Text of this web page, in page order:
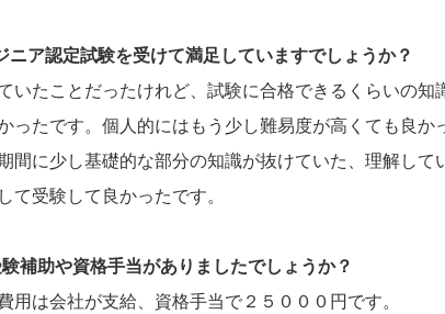
ア認定試験を受けて満足していますでしょうか？
いたことだったけれど、試験に合格できるくらいの知
ったです。個人的にはもう少し難易度が高くても良か
間に少し基礎的な部分の知識が抜けていた、理解して
て受験して良かったです。
補助や資格手当がありましたでしょうか？
用は会社が支給、資格手当で２５０００円です。